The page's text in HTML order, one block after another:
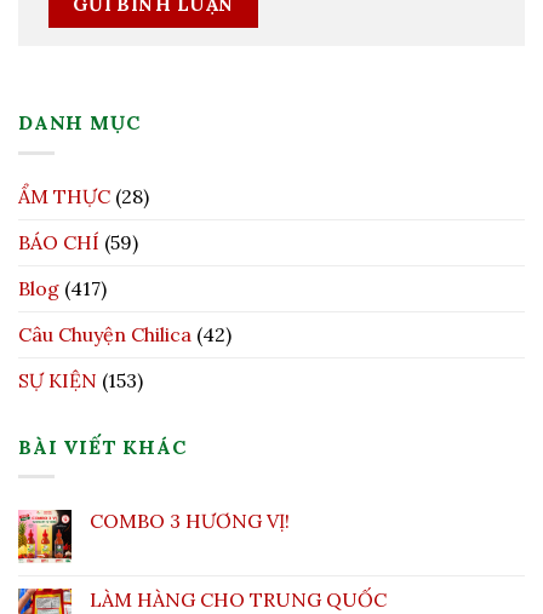
DANH MỤC
ẨM THỰC (28)
BÁO CHÍ (59)
Blog (417)
Câu Chuyện Chilica (42)
SỰ KIỆN (153)
BÀI VIẾT KHÁC
COMBO 3 HƯƠNG VỊ!
LÀM HÀNG CHO TRUNG QUỐC